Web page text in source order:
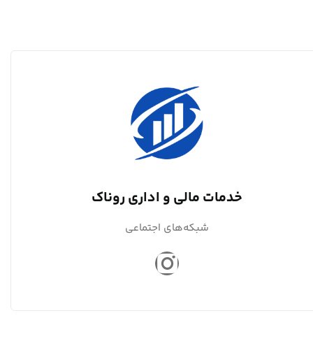
خدمات مالی و اداری روناک
شبکه‌های اجتماعی